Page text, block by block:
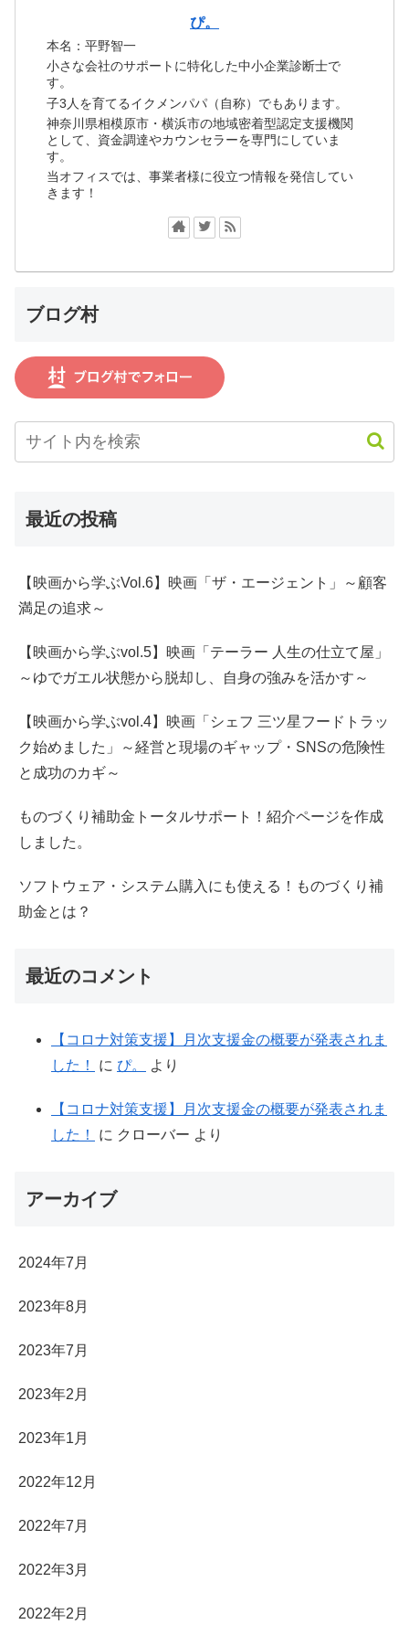
ぴ。
本名：平野智一
小さな会社のサポートに特化した中小企業診断士で
す。
子3人を育てるイクメンパパ（自称）でもあります。
神奈川県相模原市・横浜市の地域密着型認定支援機関
として、資金調達やカウンセラーを専門にしていま
す。
当オフィスでは、事業者様に役立つ情報を発信してい
きます！
ブログ村
最近の投稿
【映画から学ぶVol.6】映画「ザ・エージェント」～顧客
満足の追求～
【映画から学ぶvol.5】映画「テーラー 人生の仕立て屋」
～ゆでガエル状態から脱却し、自身の強みを活かす～
【映画から学ぶvol.4】映画「シェフ 三ツ星フードトラッ
ク始めました」～経営と現場のギャップ・SNSの危険性
と成功のカギ～
ものづくり補助金トータルサポート！紹介ページを作成
しました。
ソフトウェア・システム購入にも使える！ものづくり補
助金とは？
最近のコメント
【コロナ対策支援】月次支援金の概要が発表されま
した！
に ぴ。 より
【コロナ対策支援】月次支援金の概要が発表されま
した！
に クローバー より
アーカイブ
2024年7月
2023年8月
2023年7月
2023年2月
2023年1月
2022年12月
2022年7月
2022年3月
2022年2月